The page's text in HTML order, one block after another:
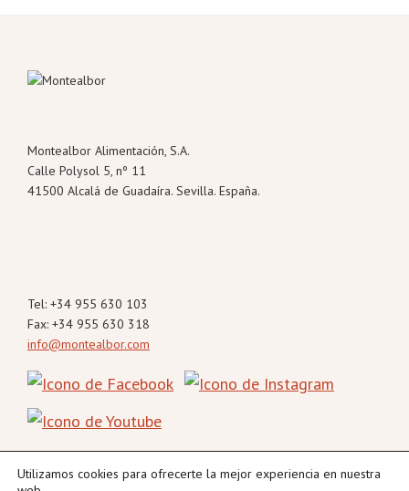
Footer
Montealbor Alimentación, S.A.
Calle Polysol 5, nº 11
41500 Alcalá de Guadaíra. Sevilla. España.
Tel: +34 955 630 103
Fax: +34 955 630 318
info@montealbor.com
Utilizamos cookies para ofrecerte la mejor experiencia en nuestra